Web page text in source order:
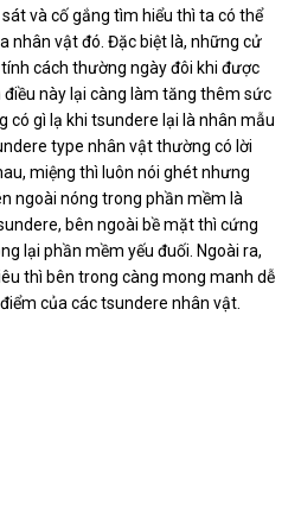
và cố gắng tìm hiểu thì ta có thể
nhân vật đó. Đặc biệt là, những cử
cách thường ngày đôi khi được
điều này lại càng làm tăng thêm sức
có gì lạ khi tsundere lại là nhân mẫu
type nhân vật thường có lời
miệng thì luôn nói ghét nhưng
ngoài nóng trong phần mềm là
bên ngoài bề mặt thì cứng
lại phần mềm yếu đuối. Ngoài ra,
thì bên trong càng mong manh dễ
của các tsundere nhân vật.